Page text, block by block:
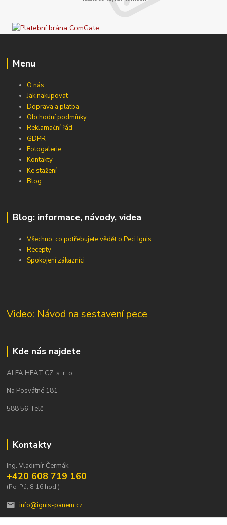
Menu
O nás
Jak nakupovat
Doprava a platba
Obchodní podmínky
Reklamační řád
GDPR
Fotogalerie
Kontakty
Ke stažení
Blog
Blog: informace, návody, videa
Všechno, co potřebujete vědět o Peci Ignis
Recepty
Spokojení zákazníci
Video: Návod na sestavení pece
Kde nás najdete
ALFA HEAT CZ, s. r. o.
Na Posvátné 181
588 56 Telč
Kontakty
Ing. Vladimír Čermák
+420 608 719 160
(Po-Pá, 8-16 hod.)
info@ignis-panem.cz